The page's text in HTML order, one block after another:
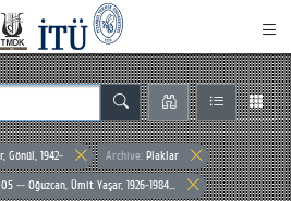
Gönül, 1942- Archive: Plaklar
-- Oğuzcan, Ümit Yaşar, 1926-1984...